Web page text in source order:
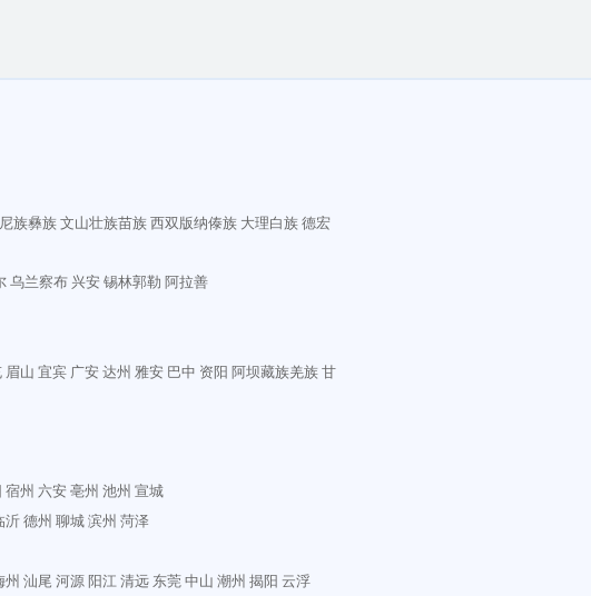
族彝族文山壮族苗族西双版纳傣族 大理白族德宏
乌兰察布 兴安锡林郭勒 阿拉善
眉山 宜宾 广安达州 雅安 巴中 资阳 阿坝藏族羌族甘
宿州 六安亳州 池州 宣城
沂德州 聊城滨州 菏泽
州 汕尾 河源阳江清远 东莞中山 潮州 揭阳 云浮